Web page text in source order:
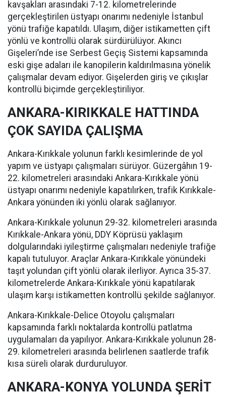
kavşakları arasındaki 7-12. kilometrelerinde
gerçekleştirilen üstyapı onarımı nedeniyle İstanbul
yönü trafiğe kapatıldı. Ulaşım, diğer istikametten çift
yönlü ve kontrollü olarak sürdürülüyor. Akıncı
Gişeleri’nde ise Serbest Geçiş Sistemi kapsamında
eski gişe adaları ile kanopilerin kaldırılmasına yönelik
çalışmalar devam ediyor. Gişelerden giriş ve çıkışlar
kontrollü biçimde gerçekleştiriliyor.
ANKARA-KIRIKKALE HATTINDA
ÇOK SAYIDA ÇALIŞMA
Ankara-Kırıkkale yolunun farklı kesimlerinde de yol
yapım ve üstyapı çalışmaları sürüyor. Güzergâhın 19-
22. kilometreleri arasındaki Ankara-Kırıkkale yönü
üstyapı onarımı nedeniyle kapatılırken, trafik Kırıkkale-
Ankara yönünden iki yönlü olarak sağlanıyor.
Ankara-Kırıkkale yolunun 29-32. kilometreleri arasında
Kırıkkale-Ankara yönü, DDY Köprüsü yaklaşım
dolgularındaki iyileştirme çalışmaları nedeniyle trafiğe
kapalı tutuluyor. Araçlar Ankara-Kırıkkale yönündeki
taşıt yolundan çift yönlü olarak ilerliyor. Ayrıca 35-37.
kilometrelerde Ankara-Kırıkkale yönü kapatılarak
ulaşım karşı istikametten kontrollü şekilde sağlanıyor.
Ankara-Kırıkkale-Delice Otoyolu çalışmaları
kapsamında farklı noktalarda kontrollü patlatma
uygulamaları da yapılıyor. Ankara-Kırıkkale yolunun 28-
29. kilometreleri arasında belirlenen saatlerde trafik
kısa süreli olarak durduruluyor.
ANKARA-KONYA YOLUNDA ŞERİT